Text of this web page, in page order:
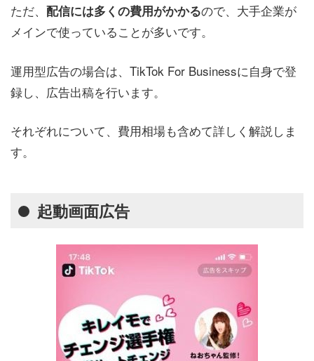
ただ、 配信には多くの費用がかかるので、大手企業が
メインで使っていることが多いです。
運用型広告の場合は、TikTok For Businessに自身で登
録し、広告出稿を行います。
それぞれについて、費用相場も含めて詳しく解説しま
す。
起動画面広告